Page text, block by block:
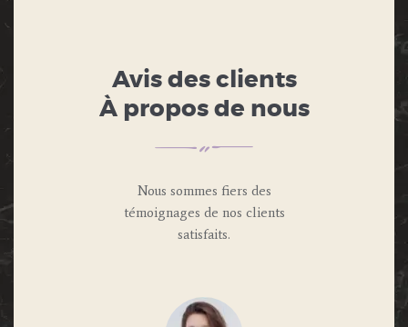
Avis des clients
À propos de nous
Nous sommes fiers des
témoignages de nos clients
satisfaits.